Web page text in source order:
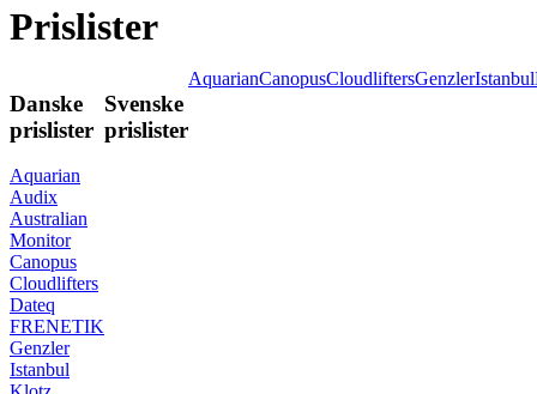
Prislister
Danske
prislister
Aquarian
Audix
Australian
Monitor
Canopus
Cloudlifters
Dateq
FRENETIK
Genzler
Istanbul
Svenske
prislister
AquarianCanopusCloudliftersGenzlerIstanbul